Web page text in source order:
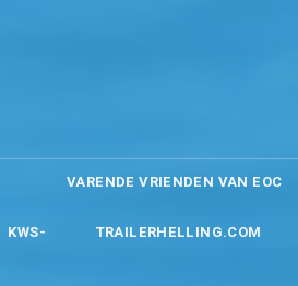
VARENDE VRIENDEN VAN EOC
KWS-
TRAILERHELLING.COM